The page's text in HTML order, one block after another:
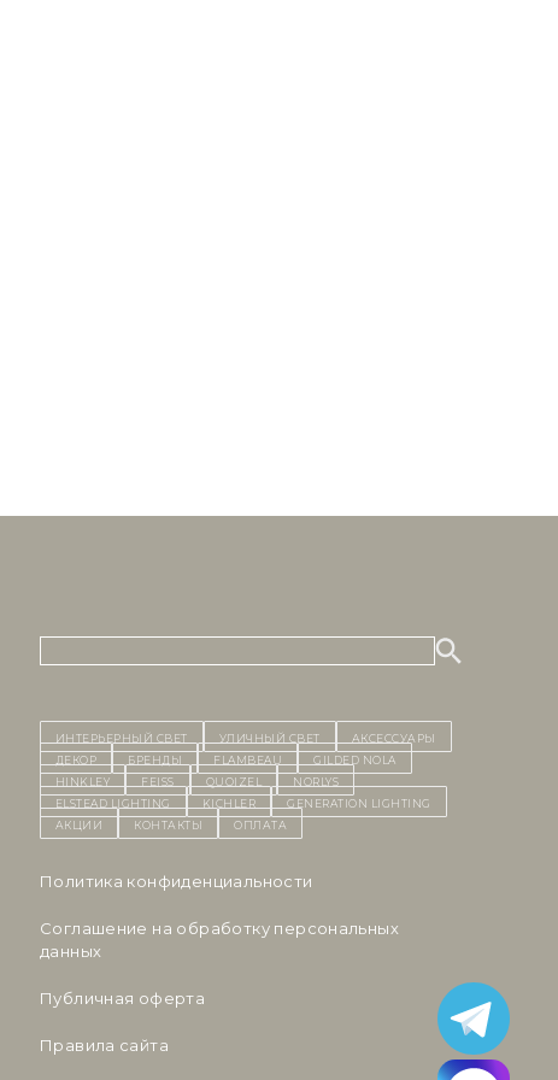
ИНТЕРЬЕРНЫЙ СВЕТ уличный СВЕТ
Аксессуары
декор
бренды Flambeau
Gilded Nola
Hinkley
Feiss Quoizel
Norlys
Elstead Lighting
Kichler
Generation Lighting
Акции
контакты Оплата
Политика конфиденциальности
Cоглашение на обработку персональных
данных
Публичная оферта
Правила сайта